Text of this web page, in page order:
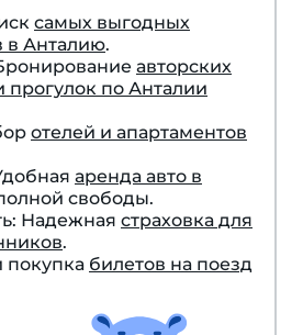
самых выгодных
в Анталию.
авторских
прогулок по Анталии
отелей и апартаментов
аренда авто в
свободы.
Надежная страховка для
.
билетов на поезд